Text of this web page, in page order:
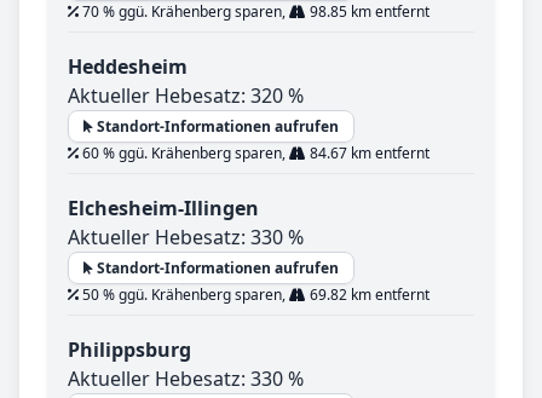
70 % ggü. Krähenberg sparen,
98.85 km entfernt
Heddesheim
Aktueller Hebesatz: 320 %
Standort-Informationen aufrufen
60 % ggü. Krähenberg sparen,
84.67 km entfernt
Elchesheim-Illingen
Aktueller Hebesatz: 330 %
Standort-Informationen aufrufen
50 % ggü. Krähenberg sparen,
69.82 km entfernt
Philippsburg
Aktueller Hebesatz: 330 %